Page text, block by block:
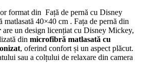
format din Față de pernă cu Disney
40×40 cm . Fața de pernă din
are un design licențiat cu Disney Mickey,
din microfibră matlasată cu
, oferind confort și un aspect plăcut.
sau a colțului de relaxare din camera